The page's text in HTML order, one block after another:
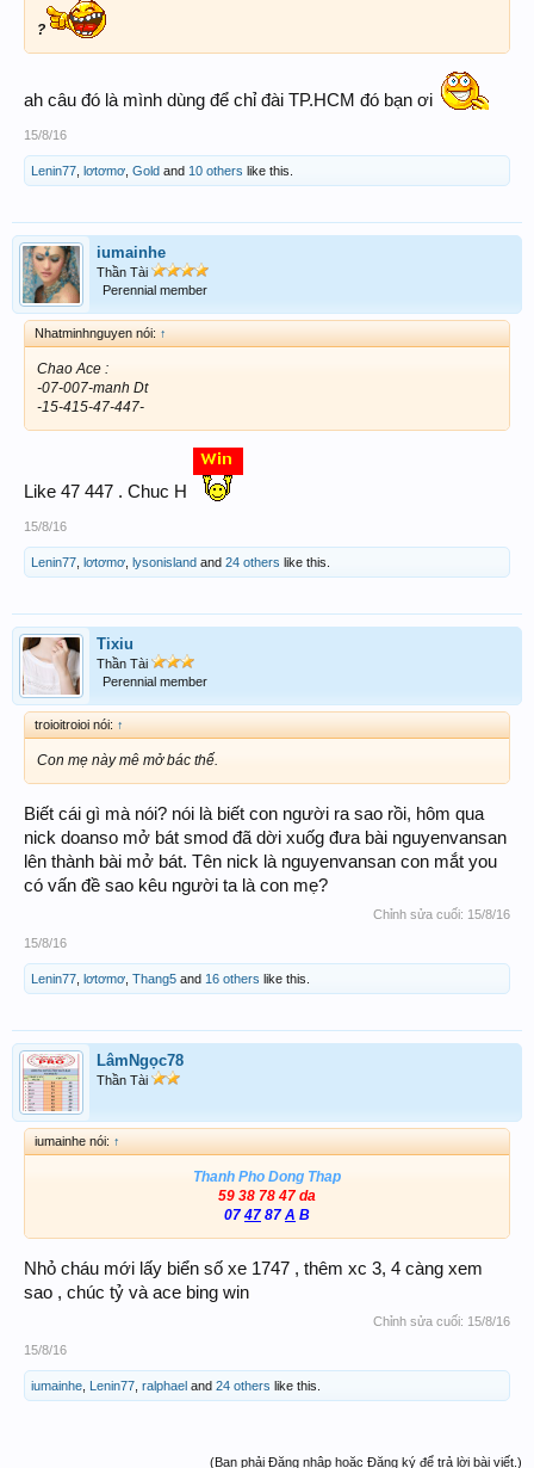
?
ah câu đó là mình dùng để chỉ đài TP.HCM đó bạn ơi
15/8/16
Lenin77 lơtơmơ Gold and 10 others like this.
iumainhe
Thần Tài
Perennial member
Nhatminhnguyen nói: ↑
Chao Ace :
-07-007-manh Dt
-15-415-47-447-
Like 47 447 . Chuc H
15/8/16
Lenin77 lơtơmơ lysonisland and 24 others like this.
Tixiu
Thần Tài
Perennial member
troioitroioi nói: ↑
Con mẹ này mê mở bác thế.
Biết cái gì mà nói? nói là biết con người ra sao rồi, hôm qua
nick doanso mở bát smod đã dời xuốg đưa bài nguyenvansan
lên thành bài mở bát. Tên nick là nguyenvansan con mắt you
có vấn đề sao kêu người ta là con mẹ?
Chỉnh sửa cuối: 15/8/16
15/8/16
Lenin77 lơtơmơ Thang5 and 16 others like this.
LâmNgọc78
Thần Tài
iumainhe nói: ↑
Thanh Pho Dong Thap
59 38 78 47 da
07 47 87 A B
Nhỏ cháu mới lấy biển số xe 1747 , thêm xc 3, 4 càng xem
sao , chúc tỷ và ace bing win
Chỉnh sửa cuối: 15/8/16
15/8/16
iumainhe Lenin77 ralphael and 24 others like this.
(Bạn phải Đăng nhập hoặc Đăng ký để trả lời bài viết.)